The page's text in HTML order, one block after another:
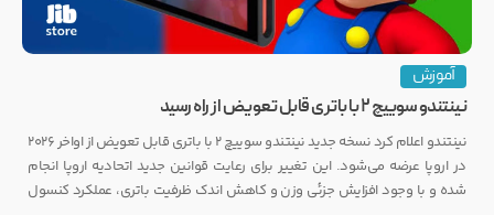
آموزش
نینتندو سوییچ ۲ با باتری قابل تعویض از راه رسید
نینتندو اعلام کرد نسخه جدید نینتندو سوییچ ۲ با باتری قابل تعویض از اواخر ۲۰۲۶
در اروپا عرضه می‌شود. این تغییر برای رعایت قوانین جدید اتحادیه اروپا انجام
شده و با وجود افزایش جزئی وزن و کاهش اندک ظرفیت باتری، عملکرد کنسول